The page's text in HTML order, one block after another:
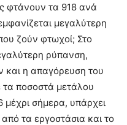
φτάνουν τα 918 ανά
μεγαλύτερη
ζούν φτωχοί; Στο
ρύπανση,
και η απαγόρευση του
τα ποσοστά μετάλου
μέχρι σήμερα, υπάρχει
τα εργοστάσια και το